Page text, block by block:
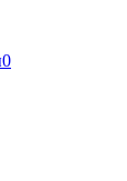
0